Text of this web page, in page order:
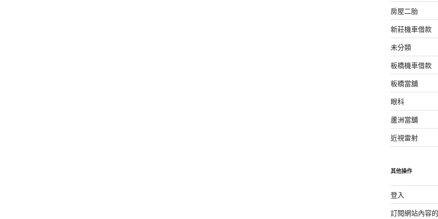
房屋二胎
新莊機車借款
未分類
板橋機車借款
板橋當舖
眼科
蘆洲當舖
近視雷射
其他操作
登入
訂閱網站內容